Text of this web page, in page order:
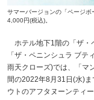
サマーバージョンの「ページ
4,000円(税込)。
ホテル地下1階の「ザ・
「ザ・ペニンシュラ ブ
雨天クローズ)では、「マ
間の2022年8月31日(水)
ウトのアフタヌーンティ